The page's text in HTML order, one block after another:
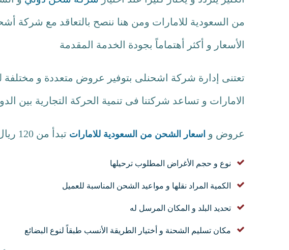
من السعودية للامارات ومن هنا ننصح بالتعاقد مع شركة
الأسعار و أكثر أهتماماً بجودة الخدمة المقدمة
تعتنى إدارة شركة اشحنلى بتوفير عروض متعددة و
الامارات و تساعد شركتنا فى تنمية الحركة التجارية بين
عروض و اسعار الشحن من السعودية للامارات تبدأ من 120 ريال و يختلف السعر و تكلفة الشحن بإختلاف عدة معايير منها
نوع و حجم الأغراض المطلوب ترحيلها
الكمية المراد نقلها و مواعيد الشحن المناسبة للعميل
تحديد البلد و المكان المرسل له
مكان تسليم الشحنة و أختيار الطريقة الأنسب طبقاً لنوع البضائع